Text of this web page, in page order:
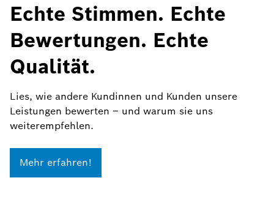
Echte Stimmen. Echte
Bewertungen. Echte
Qualität.
Lies, wie andere Kundinnen und Kunden unsere
Leistungen bewerten – und warum sie uns
weiterempfehlen.
Mehr erfahren!